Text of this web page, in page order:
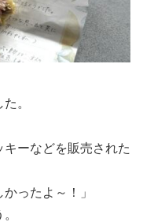
。
ーなどを販売された
ったよ～！」